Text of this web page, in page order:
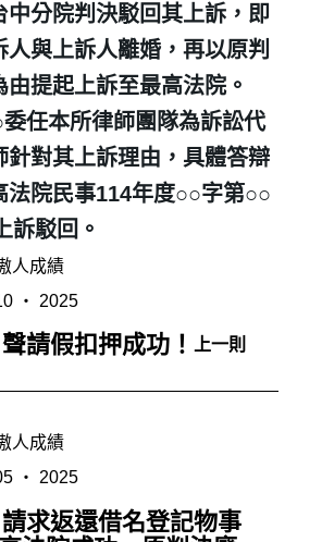
人成績
‧ 2025
請假扣押成功！ 上一則
人成績
‧ 2025
求返還借名登記物事
中分院判決駁回其上訴，即
與上訴人離婚，再以原判
由提起上訴至最高法院。
任本所律師團隊為訴訟代
針對其上訴理由，具體答辯
法院民事114年度○○字第○○
訴駁回。